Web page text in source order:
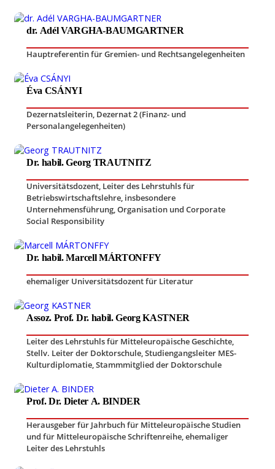
dr. Adél VARGHA-BAUMGARTNER
Hauptreferentin für Gremien- und Rechtsangelegenheiten
Éva CSÁNYI
Dezernatsleiterin, Dezernat 2 (Finanz- und
Personalangelegenheiten)
Dr. habil. Georg TRAUTNITZ
Universitätsdozent Leiter des Lehrstuhls für
Betriebswirtschaftslehre, insbesondere
Unternehmensführung, Organisation und Corporate
Social Responsibility
Dr. habil. Marcell MÁRTONFFY
ehemaliger Universitätsdozent für Literatur
Assoz. Prof. Dr. habil. Georg KASTNER
Leiter des Lehrstuhls für Mitteleuropäische Geschichte
Stellv. Leiter der Doktorschule, Studiengangsleiter MES-
Kulturdiplomatie Stammmitglied der Doktorschule
Prof. Dr. Dieter A. BINDER
Herausgeber für Jahrbuch für Mitteleuropäische Studien
und für Mitteleuropäische Schriftenreihe ehemaliger
Leiter des Lehrstuhls